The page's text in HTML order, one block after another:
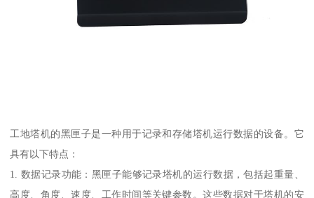
工地塔机的黑匣子是一种用于记录和存储塔机运行数据的设备。它
具有以下特点：
1. 数据记录功能：黑匣子能够记录塔机的运行数据，包括起重量、
高度、角度、速度、工作时间等关键参数。这些数据对于塔机的安